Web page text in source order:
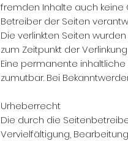
fremden Inhalte auch keine
Betreiber der Seiten
Die verlinkten Seiten
zum Zeitpunkt der
Eine permanente
zumutbar. Bei
Urheberrecht
Die durch die
Vervielfältigung,